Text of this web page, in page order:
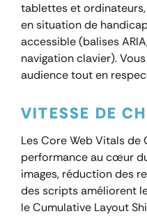
tablettes et
en situation de
accessible (balises
navigation clavier).
audience tout en
VITESSE DE
Les Core Web Vitals de
performance au cœur
images, réduction des
des scripts améliorent
le Cumulative Layout